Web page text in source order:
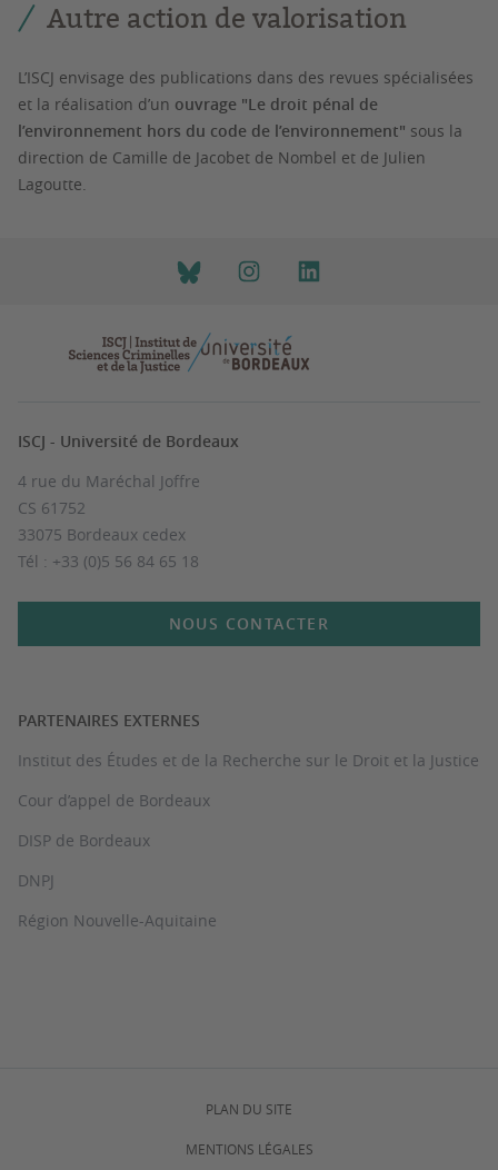
Autre action de valorisation
L’ISCJ envisage des publications dans des revues spécialisées
et la réalisation d’un ouvrage "Le droit pénal de
l’environnement hors du code de l’environnement" sous la
direction de Camille de Jacobet de Nombel et de Julien
Lagoutte.
ISCJ - Université de Bordeaux
4 rue du Maréchal Joffre
CS 61752
33075 Bordeaux cedex
Tél : +33 (0)5 56 84 65 18
NOUS CONTACTER
PARTENAIRES EXTERNES
Institut des Études et de la Recherche sur le Droit et la Justice
Cour d’appel de Bordeaux
DISP de Bordeaux
DNPJ
Région Nouvelle-Aquitaine
PLAN DU SITE
MENTIONS LÉGALES